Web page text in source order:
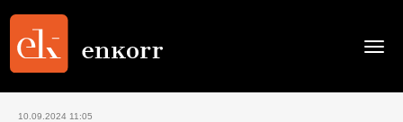
10.09.2024 11:05